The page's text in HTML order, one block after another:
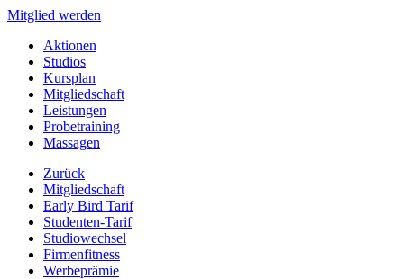
Mitglied werden
Aktionen
Studios
Kursplan
Mitgliedschaft
Leistungen
Probetraining
Massagen
Zurück
Mitgliedschaft
Early Bird Tarif
Studenten-Tarif
Studiowechsel
Firmenfitness
Werbeprämie